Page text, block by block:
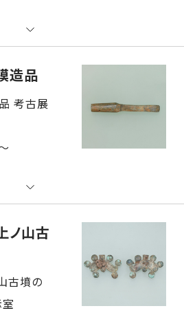
造品
古展示室
ノ山古
考古展示室